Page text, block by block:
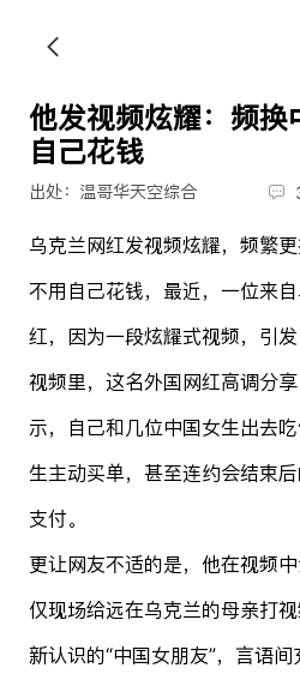
他发视频炫耀：频换
自己花钱
出处：温哥华天空综合
乌克兰网红发视频炫耀，频繁
不用自己花钱，最近，一位来
红，因为一段炫耀式视频，引发
视频里，这名外国网红高调分
示，自己和几位中国女生出去
生主动买单，甚至连约会结束
支付。
更让网友不适的是，他在视频
仅现场给远在乌克兰的母亲打
新认识的“中国女朋友”，言语间